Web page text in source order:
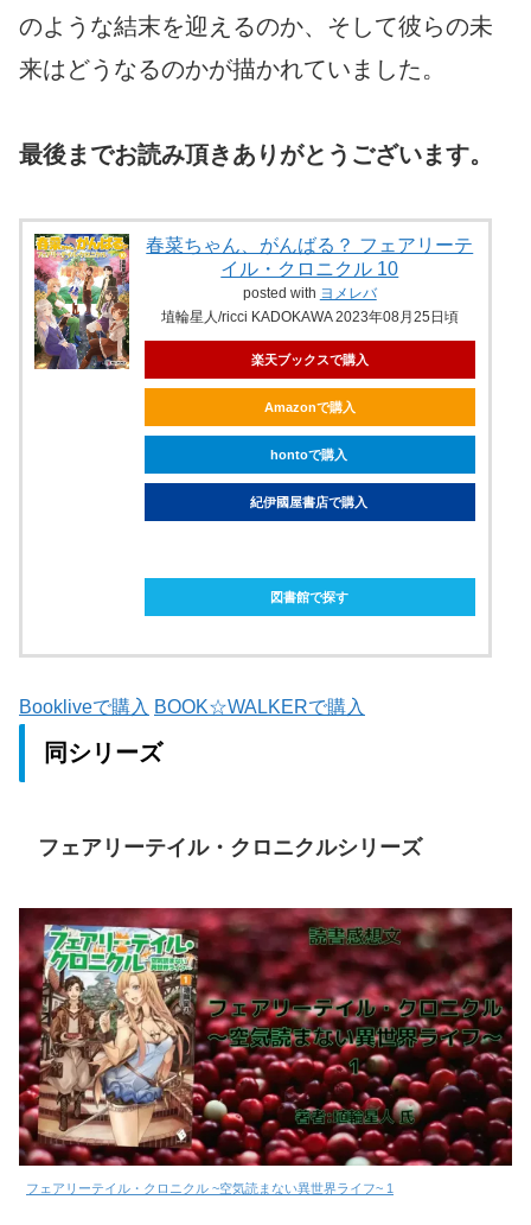
のような結末を迎えるのか、そして彼らの未
来はどうなるのかが描かれていました。
最後までお読み頂きありがとうございます。
春菜ちゃん、がんばる？ フェアリーテ
イル・クロニクル 10
posted with ヨメレバ
埴輪星人/ricci KADOKAWA 2023年08月25日頃
楽天ブックスで購入
Amazonで購入
hontoで購入
紀伊國屋書店で購入
図書館で探す
Bookliveで購入 BOOK☆WALKERで購入
同シリーズ
フェアリーテイル・クロニクルシリーズ
フェアリーテイル・クロニクル ~空気読まない異世界ライフ~ 1